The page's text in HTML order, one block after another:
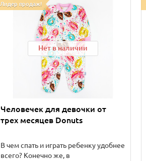
Лидер продаж!
Нет в наличии
Человечек для девочки от
трех месяцев Donuts
В чем спать и играть ребенку удобнее
всего? Конечно же, в